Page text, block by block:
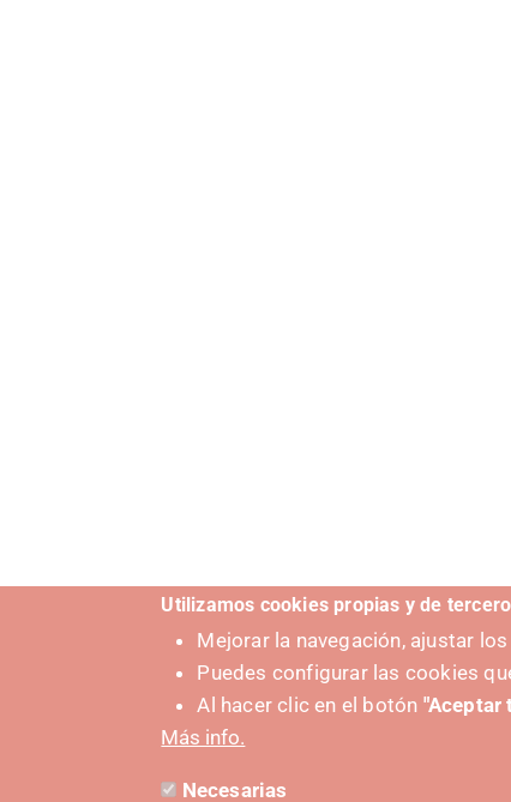
Utilizamos cookies propias y de
Mejorar la navegación, ajustar
Puedes configurar las cookies
Al hacer clic en el botón "Aceptar
Más info.
Necesarias